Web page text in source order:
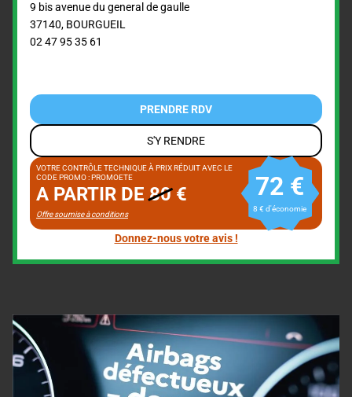
9 bis avenue du general de gaulle
37140, BOURGUEIL
02 47 95 35 61
PRENDRE RDV
S'Y RENDRE
VOTRE CONTRÔLE TECHNIQUE À PRIX RÉDUIT AVEC LE
CODE PROMO : PROMOETE
A PARTIR DE80€
Offre soumise à conditions
72 €
8 € d'économie
Donnez-nous votre avis !